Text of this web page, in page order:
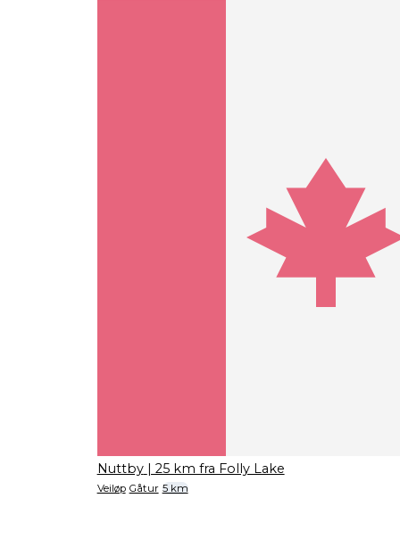
Nuttby | 25 km fra Folly Lake
Veiløp Gåtur 5 km